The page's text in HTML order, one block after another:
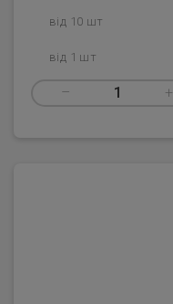
від 10 шт
від 1 шт
– 1 +